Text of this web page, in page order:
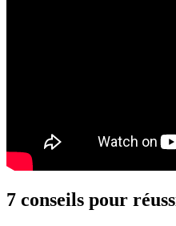
7 conseils pour